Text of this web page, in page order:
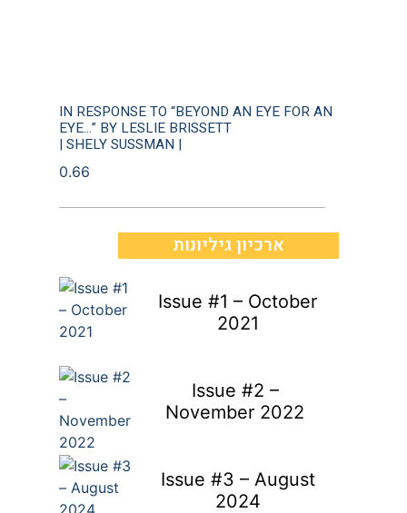
IN RESPONSE TO “BEYOND AN EYE FOR AN
EYE…” BY LESLIE BRISSETT
| SHELY SUSSMAN |
ארכיון גיליונות
Issue #1 – October
2021
Issue #2 –
November 2022
Issue #3 – August
2024